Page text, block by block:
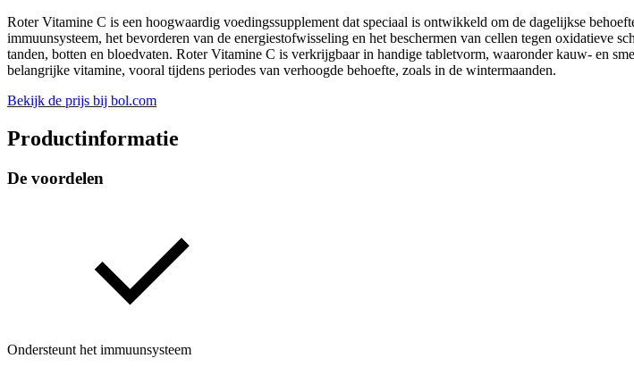
Roter Vitamine C is een hoogwaardig voedingssupplement dat speciaal is ontwikkeld om de dagelijkse
immuunsysteem, het bevorderen van de energiestofwisseling en het beschermen van cellen tegen oxidatieve
tanden, botten en bloedvaten. Roter Vitamine C is verkrijgbaar in handige tabletvorm, waaronder kauw- en
belangrijke vitamine, vooral tijdens periodes van verhoogde behoefte, zoals in de wintermaanden.
Bekijk de prijs bij bol.com
Productinformatie
De voordelen
Ondersteunt het immuunsysteem